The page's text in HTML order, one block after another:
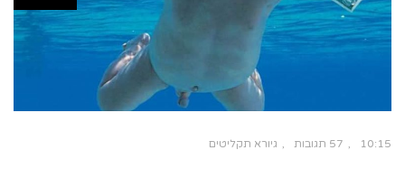
10:15 57 תגובות גיורא תקליטים